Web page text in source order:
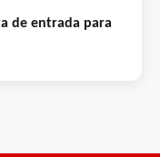
de entrada para